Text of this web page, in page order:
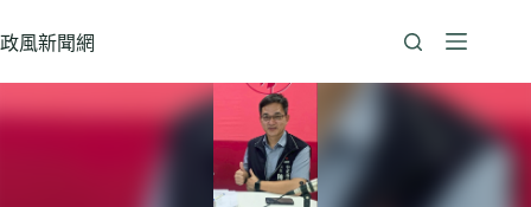
至
政風新聞網